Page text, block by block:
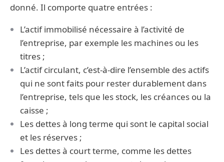
donné. Il comporte quatre entrées :
L’actif immobilisé nécessaire à l’activité de
l’entreprise, par exemple les machines ou les
titres ;
L’actif circulant, c’est-à-dire l’ensemble des actifs
qui ne sont faits pour rester durablement dans
l’entreprise, tels que les stock, les créances ou la
caisse ;
Les dettes à long terme qui sont le capital social
et les réserves ;
Les dettes à court terme, comme les dettes